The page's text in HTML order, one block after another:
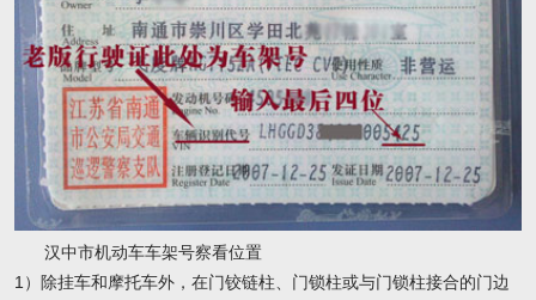
汉中市机动车车架号察看位置
1）除挂车和摩托车外，在门铰链柱、门锁柱或与门锁柱接合的门边